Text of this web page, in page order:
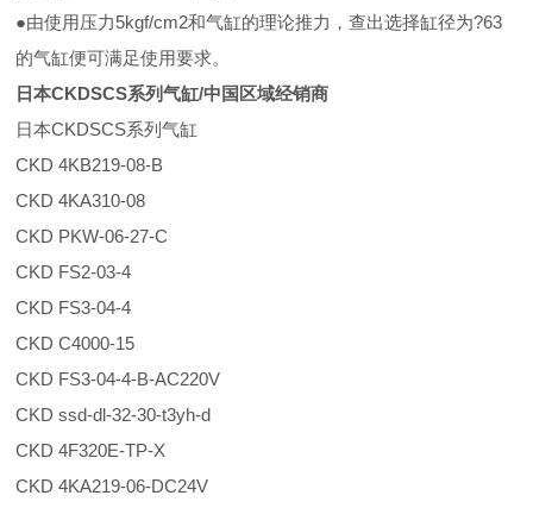
●由使用压力5kgf/cm2和气缸的理论推力，查出选择缸径为?63
的气缸便可满足使用要求。
日本CKDSCS系列气缸/中国区域经销商
日本CKDSCS系列气缸
CKD 4KB219-08-B
CKD 4KA310-08
CKD PKW-06-27-C
CKD FS2-03-4
CKD FS3-04-4
CKD C4000-15
CKD FS3-04-4-B-AC220V
CKD ssd-dl-32-30-t3yh-d
CKD 4F320E-TP-X
CKD 4KA219-06-DC24V